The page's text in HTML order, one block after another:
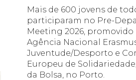
Mais de 600 jovens de
participaram no Pre-
Meeting 2026, promovido
Agência Nacional
Juventude/Desporto e
Europeu de
da Bolsa, no Porto.